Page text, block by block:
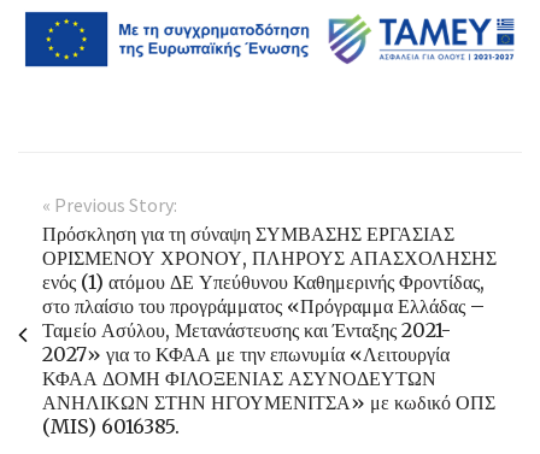
« Previous Story:
Πρόσκληση για τη σύναψη ΣΥΜΒΑΣΗΣ ΕΡΓΑΣΙΑΣ
ΟΡΙΣΜΕΝΟΥ ΧΡΟΝΟΥ, ΠΛΗΡΟΥΣ ΑΠΑΣΧΟΛΗΣΗΣ
ενός (1) ατόμου ΔΕ Υπεύθυνου Καθημερινής Φροντίδας,
στο πλαίσιο του προγράμματος «Πρόγραμμα Ελλάδας –
Ταμείο Ασύλου, Μετανάστευσης και Ένταξης 2021-
2027» για το ΚΦΑΑ με την επωνυμία «Λειτουργία
ΚΦΑΑ ΔΟΜΗ ΦΙΛΟΞΕΝΙΑΣ ΑΣΥΝΟΔΕΥΤΩΝ
ΑΝΗΛΙΚΩΝ ΣΤΗΝ ΗΓΟΥΜΕΝΙΤΣΑ» με κωδικό ΟΠΣ
(MIS) 6016385.